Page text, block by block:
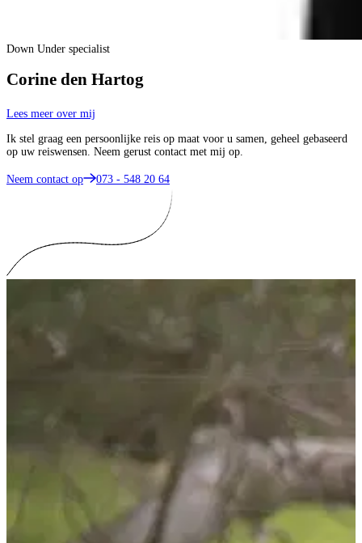
Down Under specialist
Corine den Hartog
Lees meer over mij
Ik stel graag een persoonlijke reis op maat voor u samen, geheel gebaseerd
op uw reiswensen. Neem gerust contact met mij op.
Neem contact op 073 - 548 20 64